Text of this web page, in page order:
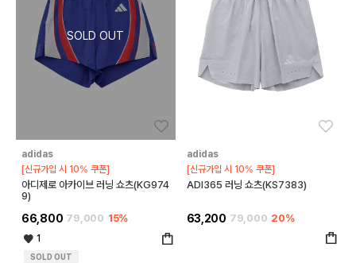
adidas
[신규가입 시 10% 쿠폰]
아디제로 아카이브 러닝 쇼츠(KG974
9)
66,800 79,000 15%
1
SOLD OUT
adidas
[신규가입 시 10% 쿠폰]
ADI365 러닝 쇼츠(KS7383)
63,200 79,000 20%